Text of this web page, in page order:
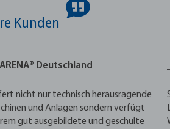
Kunden
Deutschland
nicht nur technisch herausragende
und Anlagen sondern verfügt
gut ausgebildete und geschulte